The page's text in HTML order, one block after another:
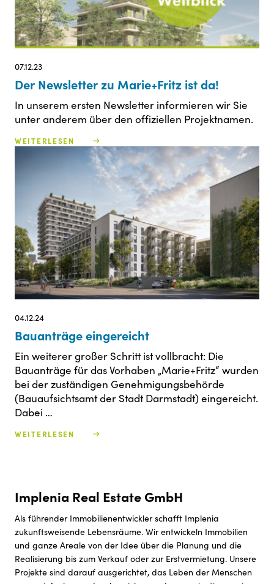
07.12.23
Der Newsletter zu Marie+Fritz ist da!
In unserem ersten Newsletter informieren wir Sie
unter anderem über den offiziellen Projektnamen.
WEITERLESEN
04.12.24
Bauanträge eingereicht
Ein weiterer großer Schritt ist vollbracht: Die
Bauanträge für das Vorhaben „Marie+Fritz“ wurden
bei der zuständigen Genehmigungsbehörde
(Bauaufsichtsamt der Stadt Darmstadt) eingereicht.
Dabei …
WEITERLESEN
Implenia Real Estate GmbH
Als führender Immobilienentwickler schafft Implenia
zukunftsweisende Lebensräume. Wir entwickeln Immobilien
und ganze Areale von der Idee über die Planung und die
Realisierung bis zum Verkauf oder zur Erstvermietung. Unsere
Projekte sind darauf ausgerichtet, das Leben der Menschen